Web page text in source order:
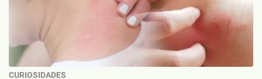
CURIOSIDADES